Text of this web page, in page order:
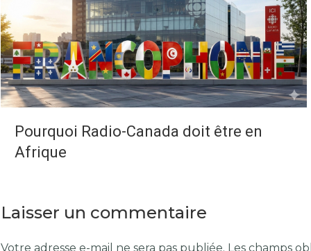
Pourquoi Radio-Canada doit être en
Afrique
Laisser un commentaire
Votre adresse e-mail ne sera pas publiée. Les champs